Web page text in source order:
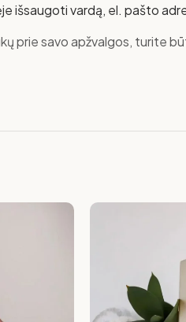
išsaugoti vardą, el. pašto
prie savo apžvalgos, turite